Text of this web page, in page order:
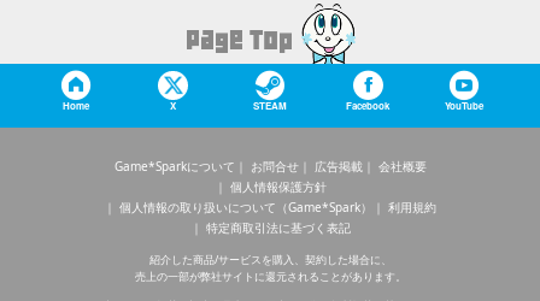
Home X STEAM Facebook YouTube
Game*Sparkについて お問合せ 広告掲載
会社概要
個人情報保護方針
個人情報の取り扱いについて（Game*Spark）
利用規約
特定商取引法に基づく表記
紹介した商品/サービスを購入、契約した場合に、
売上の一部が弊社サイトに還元されることがあります。